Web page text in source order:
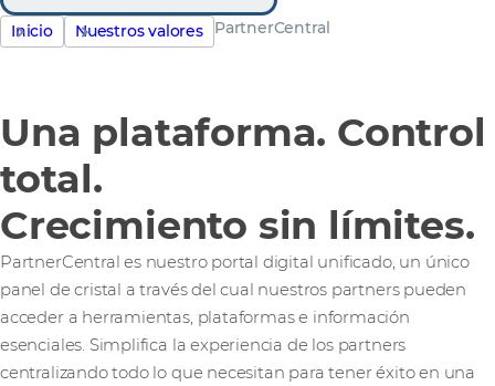
Inicio Nuestros valores PartnerCentral
Una plataforma. Control
total.
Crecimiento sin límites.
PartnerCentral es nuestro portal digital unificado, un único
panel de cristal a través del cual nuestros partners pueden
acceder a herramientas, plataformas e información
esenciales. Simplifica la experiencia de los partners
centralizando todo lo que necesitan para tener éxito en una